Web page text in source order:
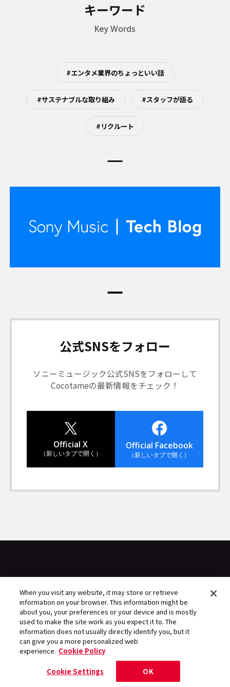
キーワード
Key Words
#エンタメ業界のちょっといい話
#サステナブルな取り組み #スタッフが語る
#リクルート
公式SNSをフォロー
ソニーミュージック公式SNSをフォローして
Cocotameの最新情報をチェック！
Official X
（新しいタブで開く）
Official Facebook
（新しいタブで開く）
人にフォーカスするエンタメマガジン
When you visit any website, it may store or retrieve
information on your browser. This information might be
about you, your preferences or your device and is mostly
used to make the site work as you expect it to. The
information does not usually directly identify you, but it
can give you a more personalized web
experience. Cookie Policy
Cookie Settings OK